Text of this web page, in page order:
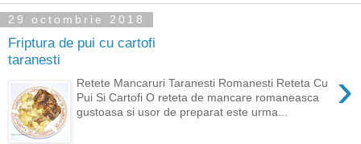
29 octombrie 2018
Friptura de pui cu cartofi
taranesti
›
Retete Mancaruri Taranesti Romanesti Reteta Cu
Pui Si Cartofi O reteta de mancare romaneasca
gustoasa si usor de preparat este urma...